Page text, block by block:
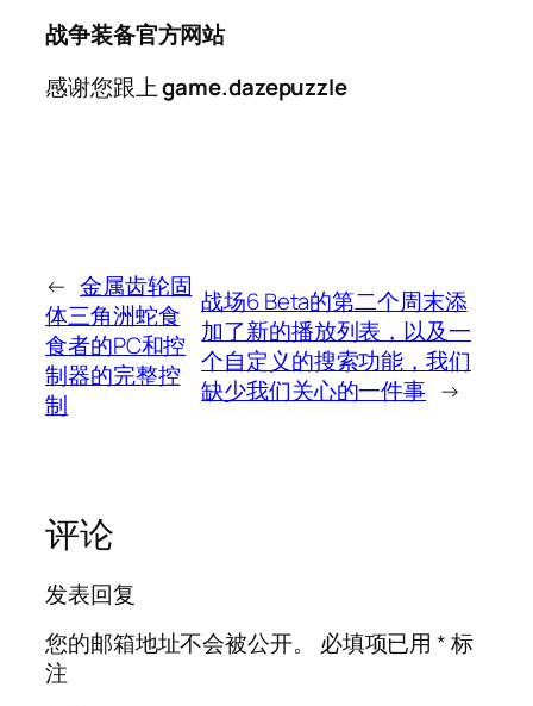
战争装备官方网站
感谢您跟上game.dazepuzzle
← 金属齿轮固
体三角洲蛇食
食者的PC和控
制器的完整控
制
战场6 Beta的第二个周末添
加了新的播放列表，以及一
个自定义的搜索功能，我们
缺少我们关心的一件事 →
评论
发表回复
您的邮箱地址不会被公开。
必填项已用*标
注